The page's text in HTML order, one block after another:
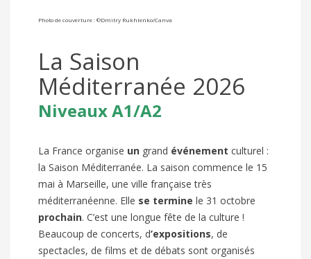
Photo de couverture : ©Dmitry Rukhlenko/Canva
La Saison
Méditerranée 2026
Niveaux A1/A2
La France organise un grand événement culturel :
la Saison Méditerranée. La saison commence le 15
mai à Marseille, une ville française très
méditerranéenne. Elle se termine le 31 octobre
prochain. C’est une longue fête de la culture !
Beaucoup de concerts, d’expositions, de
spectacles, de films et de débats sont organisés